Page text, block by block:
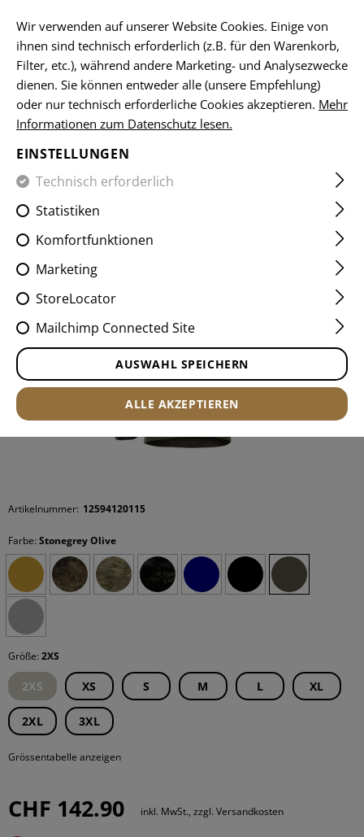
HOME KLEIDUNG SHIRTS COMBAT SHIRTS
RAIDER COMBAT SHIRT MK V
ATS FLEX
Artikelnummer: 12594120115
Farbe: Stonegrey Olive
Größe: 2XS
2XS XS S M L XL
2XL 3XL
Grössentabelle anzeigen
CHF 142.90 inkl. MwSt., zzgl. Versandkosten
Wir verwenden auf unserer Website Cookies. Einige von
ihnen sind technisch erforderlich (z.B. für den Warenkorb,
Filter, etc.), während andere Marketing- und Analysezwecke
dienen. Sie können entweder alle (unsere Empfehlung)
oder nur technisch erforderliche Cookies akzeptieren. Mehr
Informationen zum Datenschutz lesen.
EINSTELLUNGEN
Technisch erforderlich
Statistiken
Komfortfunktionen
Marketing
StoreLocator
Mailchimp Connected Site
AUSWAHL SPEICHERN
ALLE AKZEPTIEREN